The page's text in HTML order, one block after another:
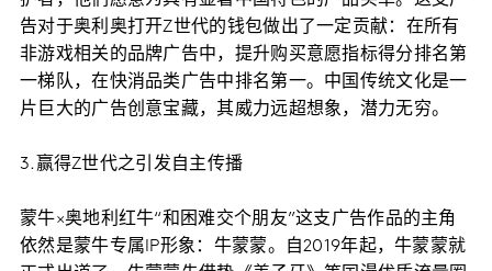
告对于奥利奥打开Z世代的钱包做出了一定贡献：在所有
非游戏相关的品牌广告中，提升购买意愿指标得分排名第
一梯队，在快消品类广告中排名第一。中国传统文化是一
片巨大的广告创意宝藏，其威力远超想象，潜力无穷。
3.赢得Z世代之引发自主传播
蒙牛×奥地利红牛“和困难交个朋友”这支广告作品的主角
依然是蒙牛专属IP形象：牛蒙蒙。自2019年起，牛蒙蒙就